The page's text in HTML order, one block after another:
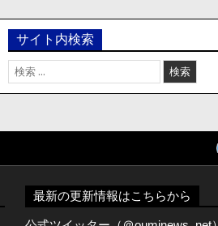
ョ
ン
サイト内検索
検
索:
最新の更新情報はこちらから